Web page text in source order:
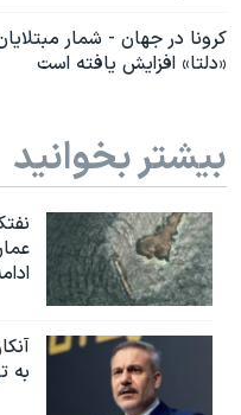
کرونا در جهان - شمار
«دلتا» افزایش یافته است
بیشتر بخوانید
به